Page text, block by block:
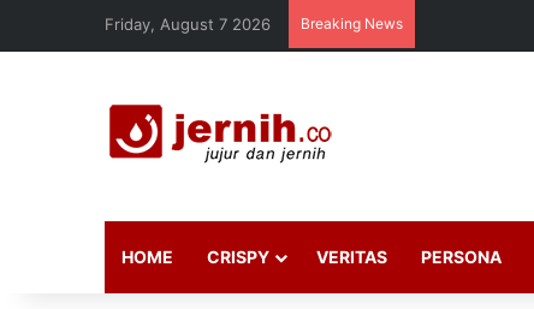
Friday, August 7 2026 Breaking News
HOME CRISPY VERITAS PERSONA